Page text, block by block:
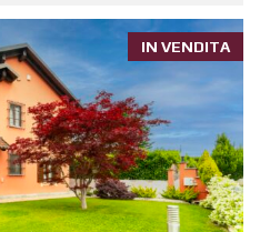
IN VENDITA